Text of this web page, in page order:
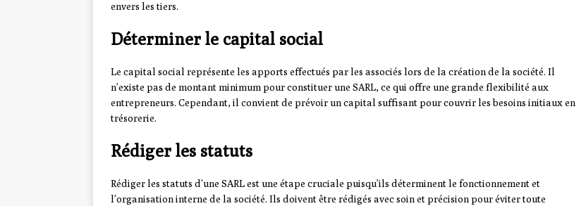
envers les tiers.
Déterminer le capital social
Le capital social représente les apports effectués par les associés lors de la création de la société. Il
n’existe pas de montant minimum pour constituer une SARL, ce qui offre une grande flexibilité aux
entrepreneurs. Cependant, il convient de prévoir un capital suffisant pour couvrir les besoins initiaux en
trésorerie.
Rédiger les statuts
Rédiger les statuts d’une SARL est une étape cruciale puisqu’ils déterminent le fonctionnement et
l’organisation interne de la société. Ils doivent être rédigés avec soin et précision pour éviter toute